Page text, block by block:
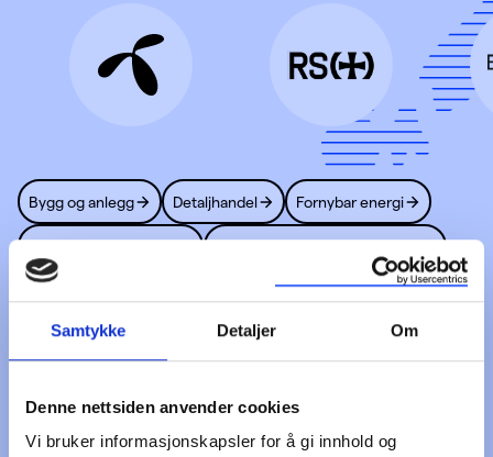
Samtykke Detaljer Om
Denne nettsiden anvender cookies
Vi bruker informasjonskapsler for å gi innhold og
Bygg og anlegg Detaljhandel Fornybar energi
Myndigheter
Olje og gass Samferdsel og infrastruktur
Se våre kundehistorier